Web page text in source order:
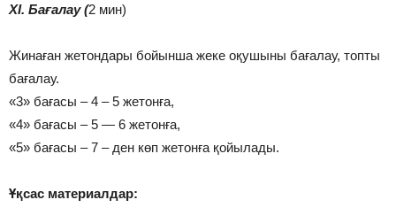
ХI. Бағалау (2 мин)
Жинаған жетондары бойынша жеке оқушыны бағалау, топты
бағалау.
«3» бағасы – 4 – 5 жетонға,
«4» бағасы – 5 — 6 жетонға,
«5» бағасы – 7 – ден көп жетонға қойылады.
Ұқсас материалдар: